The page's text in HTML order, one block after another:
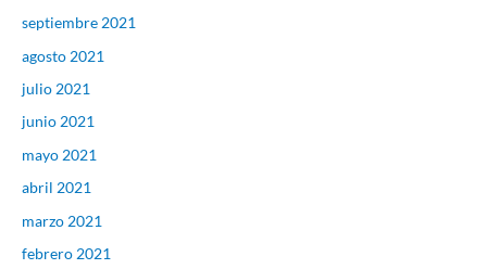
septiembre 2021
agosto 2021
julio 2021
junio 2021
mayo 2021
abril 2021
marzo 2021
febrero 2021